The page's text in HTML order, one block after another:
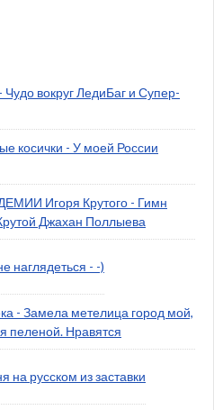
Чудо вокруг ЛедиБаг и Супер-
косички - У моей России
Игоря Крутого - Гимн
Джахан Поллыева
наглядеться - -)
- Замела метелица город мой,
пеленой. Нравятся
на русском из заставки